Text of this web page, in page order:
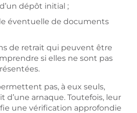
dépôt initial ;
éventuelle de documents
de retrait qui peuvent être
si elles ne sont pas
pas, à eux seuls,
d’une arnaque. Toutefois, leur
une vérification approfondie